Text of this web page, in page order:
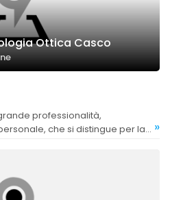
Ottica Casco
che si distingue per la
»